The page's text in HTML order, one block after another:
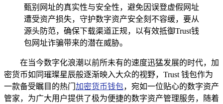
甄别网址的真实性与安全性，避免因误登虚假网址
遭受资产损失，守护数字资产安全刻不容缓，要从
源头防范，确保下载渠道正规，以有效抵御Trust钱
包网址诈骗带来的潜在威胁。
在当今数字化浪潮以前所未有的速度迅猛发展的时代，加
密货币如同璀璨星辰般逐渐映入大众的视野，Trust 钱包作为
一款备受瞩目的热门 加密货币钱包，宛如一位贴心的数字资产
管家，为广大用户提供了极为便捷的数字资产管理服务，随着